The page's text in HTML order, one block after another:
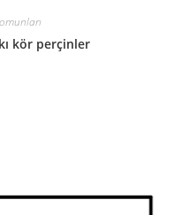
kör perçinler